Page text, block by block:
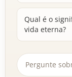
Qual é o
vida eterna?